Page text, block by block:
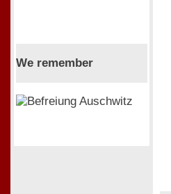
We remember